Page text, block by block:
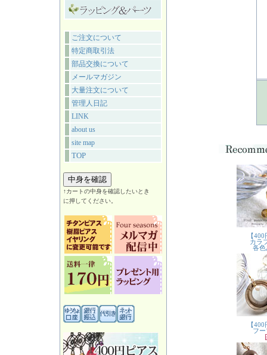
ご注文について
特定商取引法
部品交換について
メールマガジン
大量注文について
管理人日記
LINK
about us
site map
TOP
↑カートの中身を確認したいとき
に押してください。